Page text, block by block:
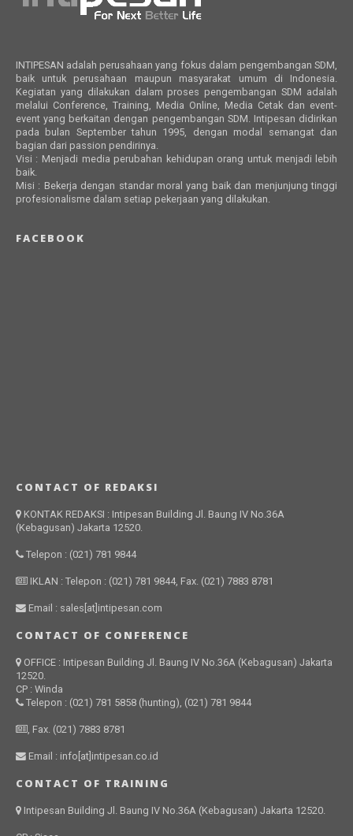
INTIPESAN adalah perusahaan yang fokus dalam pengembangan SDM,
baik untuk perusahaan maupun masyarakat umum di Indonesia.
Kegiatan yang dilakukan dalam proses pengembangan SDM adalah
melalui Conference, Training, Media Online, Media Cetak dan event-
event yang berkaitan dengan pengembangan SDM. Intipesan didirikan
pada bulan September tahun 1995, dengan modal semangat dan
bagian dari passion pendirinya.
Visi : Menjadi media perubahan kehidupan orang untuk menjadi lebih
baik.
Misi : Bekerja dengan standar moral yang baik dan menjunjung tinggi
profesionalisme dalam setiap pekerjaan yang dilakukan.
FACEBOOK
CONTACT OF REDAKSI
KONTAK REDAKSI : Intipesan Building Jl. Baung IV No.36A
(Kebagusan) Jakarta 12520.
Telepon : (021) 781 9844
IKLAN : Telepon : (021) 781 9844, Fax. (021) 7883 8781
Email : sales[at]intipesan.com
CONTACT OF CONFERENCE
OFFICE : Intipesan Building Jl. Baung IV No.36A (Kebagusan) Jakarta
12520.
CP : Winda
Telepon : (021) 781 5858 (hunting), (021) 781 9844
, Fax. (021) 7883 8781
Email : info[at]intipesan.co.id
CONTACT OF TRAINING
Intipesan Building Jl. Baung IV No.36A (Kebagusan) Jakarta 12520.